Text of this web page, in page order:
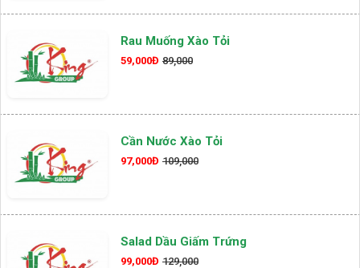
Rau Muống Xào Tỏi
59,000Đ 89,000
Cần Nước Xào Tỏi
97,000Đ 109,000
Salad Dầu Giấm Trứng
99,000Đ 129,000